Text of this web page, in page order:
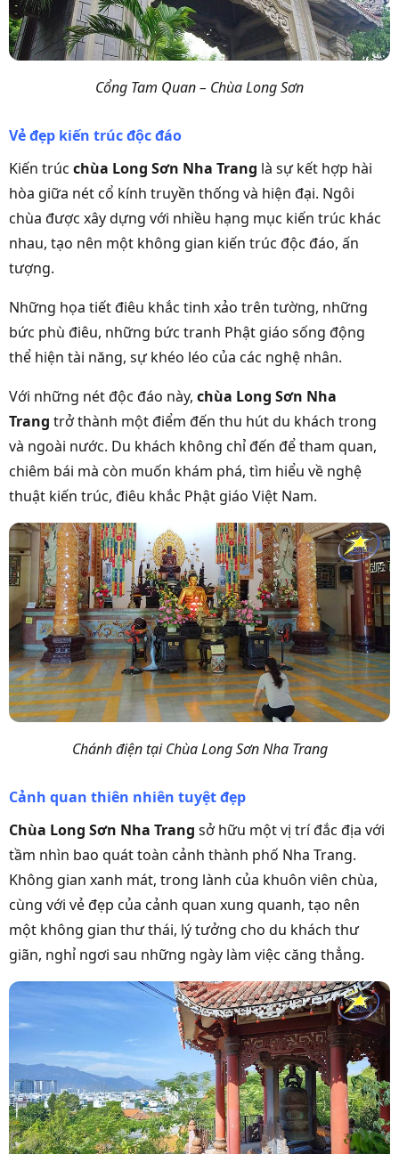
Cổng Tam Quan – Chùa Long Sơn
Vẻ đẹp kiến trúc độc đáo
Kiến trúc chùa Long Sơn Nha Trang là sự kết hợp hài
hòa giữa nét cổ kính truyền thống và hiện đại. Ngôi
chùa được xây dựng với nhiều hạng mục kiến trúc khác
nhau, tạo nên một không gian kiến trúc độc đáo, ấn
tượng.
Những họa tiết điêu khắc tinh xảo trên tường, những
bức phù điêu, những bức tranh Phật giáo sống động
thể hiện tài năng, sự khéo léo của các nghệ nhân.
Với những nét độc đáo này, chùa Long Sơn Nha
Trang trở thành một điểm đến thu hút du khách trong
và ngoài nước. Du khách không chỉ đến để tham quan,
chiêm bái mà còn muốn khám phá, tìm hiểu về nghệ
thuật kiến trúc, điêu khắc Phật giáo Việt Nam.
Chánh điện tại Chùa Long Sơn Nha Trang
Cảnh quan thiên nhiên tuyệt đẹp
Chùa Long Sơn Nha Trang sở hữu một vị trí đắc địa với
tầm nhìn bao quát toàn cảnh thành phố Nha Trang.
Không gian xanh mát, trong lành của khuôn viên chùa,
cùng với vẻ đẹp của cảnh quan xung quanh, tạo nên
một không gian thư thái, lý tưởng cho du khách thư
giãn, nghỉ ngơi sau những ngày làm việc căng thẳng.